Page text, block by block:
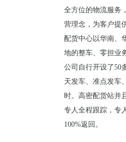
全方位的物流服务
营理念，为客户提
配货中心以华南、
地的整车、零担业
公司自行开设了50
天发车、准点发车
时。高密配货站并
专人全程跟踪，专
100%返回。